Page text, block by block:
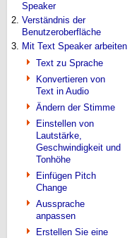
Speaker
2. Verständnis der
Benutzeroberfläche
3. Mit Text Speaker arbeiten
Text zu Sprache
Konvertieren von
Text in Audio
Ändern der Stimme
Einstellen von
Lautstärke,
Geschwindigkeit und
Tonhöhe
Einfügen Pitch
Change
Aussprache
anpassen
Erstellen Sie eine